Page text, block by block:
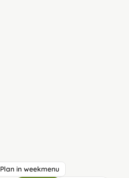
Plan in weekmenu